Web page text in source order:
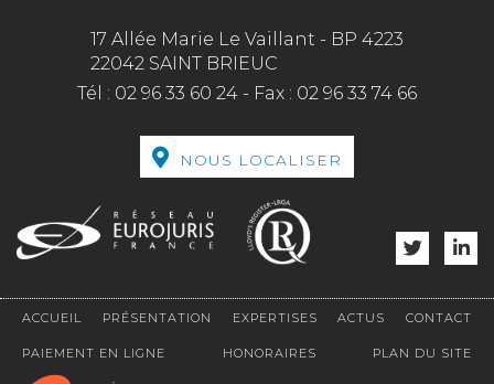
17 Allée Marie Le Vaillant - BP 4223
22042 SAINT BRIEUC
Tél : 02 96 33 60 24 - Fax : 02 96 33 74 66
NOUS LOCALISER
ACCUEIL PRÉSENTATION EXPERTISES ACTUS CONTACT
PAIEMENT EN LIGNE HONORAIRES PLAN DU SITE